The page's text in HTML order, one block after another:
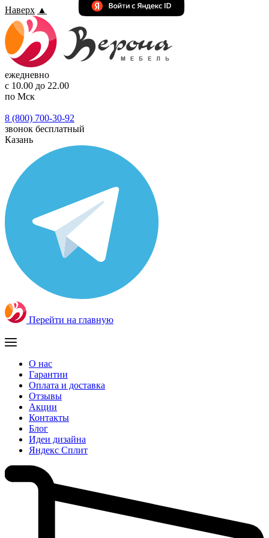
Наверх ▲
ежедневно
с 10.00 до 22.00
по Мск
8 (800) 700-30-92
звонок бесплатный
Казань
Перейти на главную
О нас
Гарантии
Оплата и доставка
Отзывы
Акции
Контакты
Блог
Идеи дизайна
Яндекс Сплит